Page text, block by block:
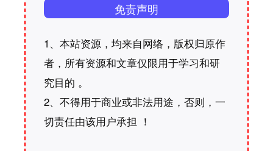
免责声明
1、本站资源，均来自网络，版权归原作
者，所有资源和文章仅限用于学习和研
究目的 。
2、不得用于商业或非法用途，否则，一
切责任由该用户承担 ！